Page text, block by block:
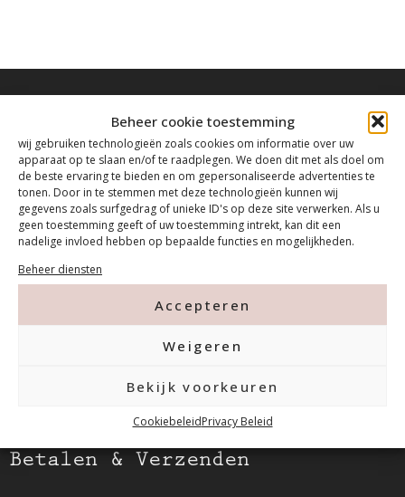
Beheer cookie toestemming
wij gebruiken technologieën zoals cookies om informatie over uw
apparaat op te slaan en/of te raadplegen. We doen dit met als doel om
de beste ervaring te bieden en om gepersonaliseerde advertenties te
tonen. Door in te stemmen met deze technologieën kunnen wij
gegevens zoals surfgedrag of unieke ID's op deze site verwerken. Als u
geen toestemming geeft of uw toestemming intrekt, kan dit een
nadelige invloed hebben op bepaalde functies en mogelijkheden.
Beheer diensten
Accepteren
Weigeren
Bekijk voorkeuren
CookiebeleidPrivacy Beleid
Contact
Tanthofdreef 7 2623 EW Delft
015-2120822
info@mfacademy.nl
Betalen & Verzenden